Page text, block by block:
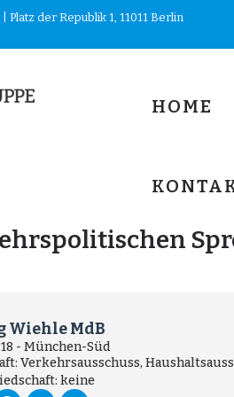
der Republik 1, 11011 Berlin
HOME
Wiehle MdB
- München-Süd
Verkehrsausschuss,
keine